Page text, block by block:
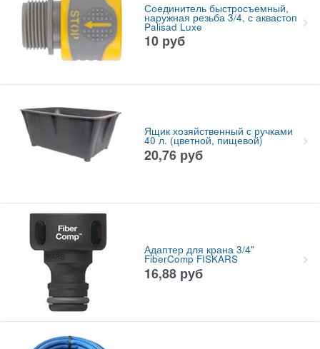
Соединитель быстросъемный,
наружная резьба 3/4, с аквастоп
Palisad Luxe
10 руб
Ящик хозяйственный с ручками
40 л. (цветной, пищевой)
20,76 руб
Адаптер для крана 3/4"
FiberComp FISKARS
16,88 руб